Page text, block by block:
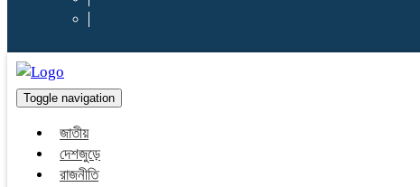
Toggle navigation
জাতীয়
দেশজুড়ে
রাজনীতি